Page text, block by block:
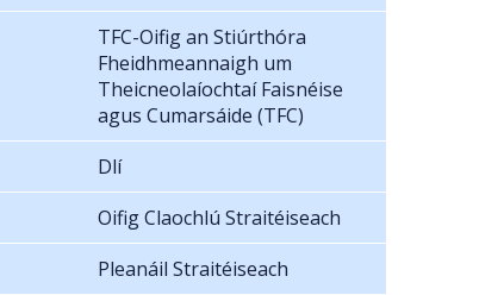
TFC-Oifig an Stiúrthóra
Fheidhmeannaigh um
Theicneolaíochtaí Faisnéise
agus Cumarsáide (TFC)
Dlí
Oifig Claochlú Straitéiseach
Pleanáil Straitéiseach